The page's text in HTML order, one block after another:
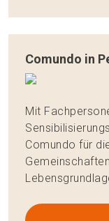
Comundo in
Mit
Comundo für